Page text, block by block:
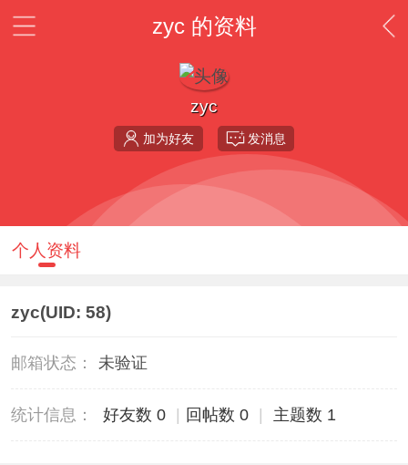
zyc 的资料
zyc
加为好友 发消息
个人资料
zyc(UID: 58)
邮箱状态： 未验证
统计信息： 好友数 0 回帖数 0 主题数 1